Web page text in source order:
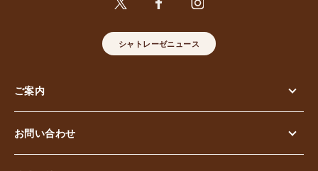
シャトレーゼニュース
ご案内
お問い合わせ